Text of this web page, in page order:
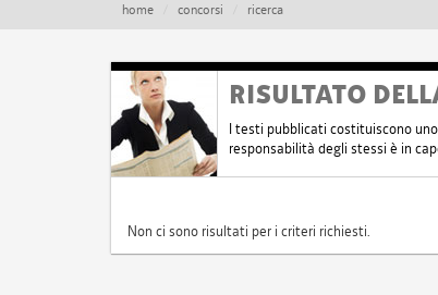
home concorsi ricerca
RISULTATO
I testi pubblicati costituiscono
responsabilità degli stessi è in
Non ci sono risultati per i criteri richiesti.